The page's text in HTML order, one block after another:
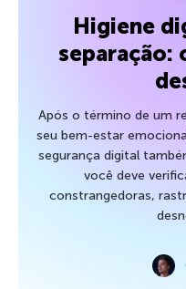
Higiene
separação:
Após o término de um
seu bem-estar
segurança digital
você deve
constrangedoras,